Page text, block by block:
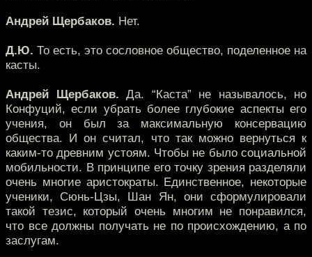
Андрей Щербаков. Нет.
Д.Ю. То есть, это сословное общество, поделенное на
касты.
Андрей Щербаков. Да. “Каста” не называлось, но
Конфуций, если убрать более глубокие аспекты его
учения, он был за максимальную консервацию
общества. И он считал, что так можно вернуться к
каким-то древним устоям. Чтобы не было социальной
мобильности. В принципе его точку зрения разделяли
очень многие аристократы. Единственное, некоторые
ученики, Сюнь-Цзы, Шан Ян, они сформулировали
такой тезис, который очень многим не понравился,
что все должны получать не по происхождению, а по
заслугам.